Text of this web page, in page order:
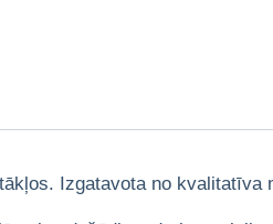
Izgatavota no kvalitatīva